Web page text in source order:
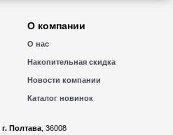
О компании
О нас
Накопительная скидка
Новости компании
Каталог новинок
г. Полтава, 36008